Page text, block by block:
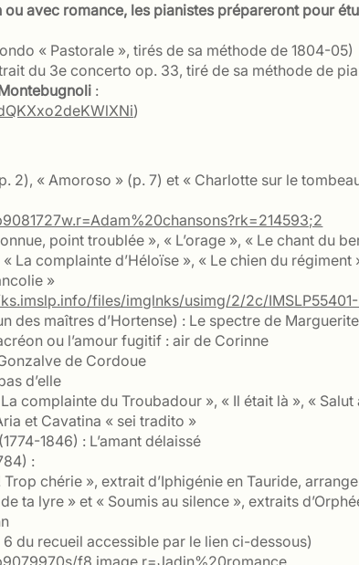
avec romance, les pianistes prépareront pour
« Pastorale », tirés de sa méthode de 1804-05)
du 3e concerto op. 33, tiré de sa méthode de
:
)
2), « Amoroso » (p. 7) et « Charlotte sur le
point troublée », « L’orage », « Le chant du
La complainte d’Héloïse », « Le chien du
»
files/imglnks/usimg/2/2c/IMSLP55401-
des maîtres d’Hortense) : Le spectre de Marguerite
ou l’amour fugitif : air de Corinne
de Cordoue
d’elle
complainte du Troubadour », « Il était là », «
et Cavatina « sei tradito »
1846) : L’amant délaissé
:
Trop chérie », extrait d’Iphigénie en Tauride,
ta lyre » et « Soumis au silence », extraits
du recueil accessible par le lien ci-dessous)